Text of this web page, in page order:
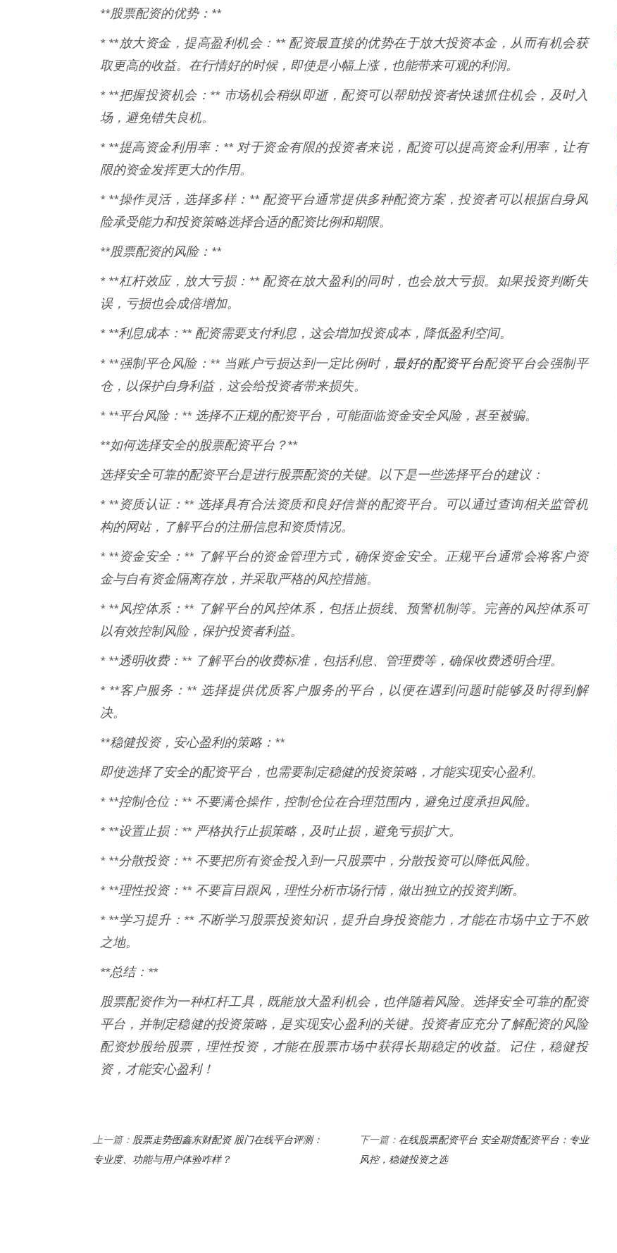
**股票配资的优势：**
* **放大资金，提高盈利机会：** 配资最直接的优势在于放大投资本金，从而有机会获
取更高的收益。在行情好的时候，即使是小幅上涨，也能带来可观的利润。
* **把握投资机会：** 市场机会稍纵即逝，配资可以帮助投资者快速抓住机会，及时入
场，避免错失良机。
* **提高资金利用率：** 对于资金有限的投资者来说，配资可以提高资金利用率，让有
限的资金发挥更大的作用。
* **操作灵活，选择多样：** 配资平台通常提供多种配资方案，投资者可以根据自身风
险承受能力和投资策略选择合适的配资比例和期限。
**股票配资的风险：**
* **杠杆效应，放大亏损：** 配资在放大盈利的同时，也会放大亏损。如果投资判断失
误，亏损也会成倍增加。
* **利息成本：** 配资需要支付利息，这会增加投资成本，降低盈利空间。
* **强制平仓风险：** 当账户亏损达到一定比例时， 最好的配资平台配资平台会强制平
仓，以保护自身利益，这会给投资者带来损失。
* **平台风险：** 选择不正规的配资平台，可能面临资金安全风险，甚至被骗。
**如何选择安全的股票配资平台？**
选择安全可靠的配资平台是进行股票配资的关键。以下是一些选择平台的建议：
* **资质认证：** 选择具有合法资质和良好信誉的配资平台。可以通过查询相关监管机
构的网站，了解平台的注册信息和资质情况。
* **资金安全：** 了解平台的资金管理方式，确保资金安全。正规平台通常会将客户资
金与自有资金隔离存放，并采取严格的风控措施。
* **风控体系：** 了解平台的风控体系，包括止损线、预警机制等。完善的风控体系可
以有效控制风险，保护投资者利益。
* **透明收费：** 了解平台的收费标准，包括利息、管理费等，确保收费透明合理。
* **客户服务：** 选择提供优质客户服务的平台，以便在遇到问题时能够及时得到解
决。
**稳健投资，安心盈利的策略：**
即使选择了安全的配资平台，也需要制定稳健的投资策略，才能实现安心盈利。
* **控制仓位：** 不要满仓操作，控制仓位在合理范围内，避免过度承担风险。
* **设置止损：** 严格执行止损策略，及时止损，避免亏损扩大。
* **分散投资：** 不要把所有资金投入到一只股票中，分散投资可以降低风险。
* **理性投资：** 不要盲目跟风，理性分析市场行情，做出独立的投资判断。
* **学习提升：** 不断学习股票投资知识，提升自身投资能力，才能在市场中立于不败
之地。
**总结：**
股票配资作为一种杠杆工具，既能放大盈利机会，也伴随着风险。选择安全可靠的配资
平台，并制定稳健的投资策略，是实现安心盈利的关键。投资者应充分了解配资的风险
配资炒股给股票，理性投资，才能在股票市场中获得长期稳定的收益。记住，稳健投
资，才能安心盈利！
上一篇： 股票走势图鑫东财配资 股门在线平台评测：
专业度、功能与用户体验咋样？
下一篇： 在线股票配资平台 安全期货配资平台：专业
风控，稳健投资之选